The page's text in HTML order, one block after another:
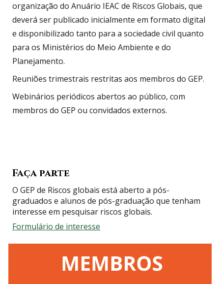
organização do Anuário IEAC de Riscos Globais, que
deverá ser publicado inicialmente em formato digital
e disponibilizado tanto para a sociedade civil quanto
para os Ministérios do Meio Ambiente e do
Planejamento.
Reuniões trimestrais restritas aos membros do GEP.
Webinários periódicos abertos ao público, com
membros do GEP ou convidados externos.
Faça parte
O GEP de Riscos globais está aberto a pós-
graduados e alunos de pós-graduação que tenham
interesse em pesquisar riscos globais.
Formulário de interesse